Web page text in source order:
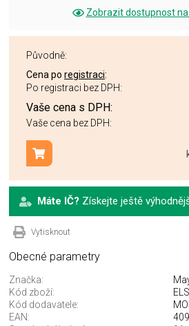
Zobrazit dostupnost
Původně:
Cena po registraci:
Po registraci bez DPH:
Vaše cena s DPH:
Vaše cena bez DPH:
Přidat do košíku
Máte IČ? Získejte ještě
Vytisknout
Obecné parametry
Značka:
Kód zboží:
Kód dodavatele:
EAN: